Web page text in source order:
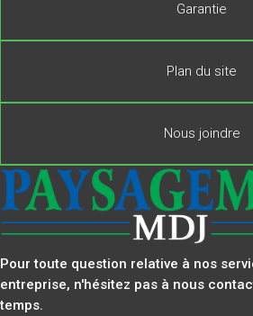
Garantie
Plan du site
Nous joindre
Pour toute question relative à nos
entreprise, n'hésitez pas à nous
temps.